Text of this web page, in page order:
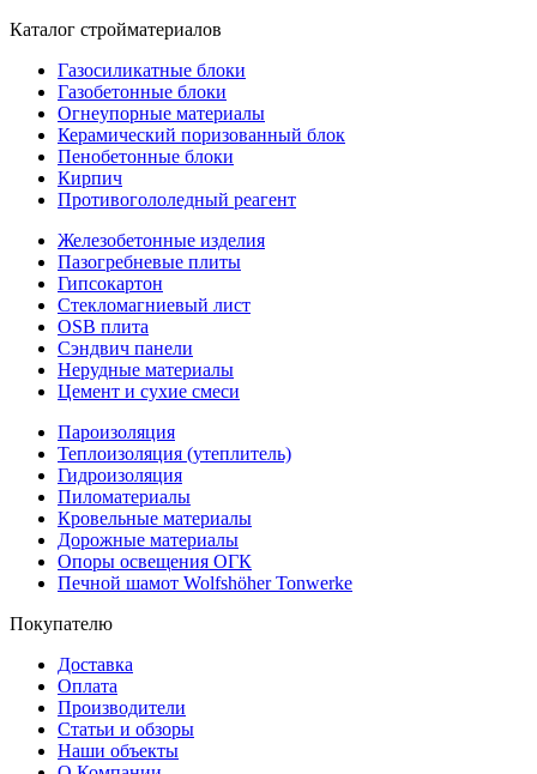
Каталог стройматериалов
Газосиликатные блоки
Газобетонные блоки
Огнеупорные материалы
Керамический поризованный блок
Пенобетонные блоки
Кирпич
Противогололедный реагент
Железобетонные изделия
Пазогребневые плиты
Гипсокартон
Стекломагниевый лист
OSB плита
Сэндвич панели
Нерудные материалы
Цемент и сухие смеси
Пароизоляция
Теплоизоляция (утеплитель)
Гидроизоляция
Пиломатериалы
Кровельные материалы
Дорожные материалы
Опоры освещения ОГК
Печной шамот Wolfshöher Tonwerke
Покупателю
Доставка
Оплата
Производители
Статьи и обзоры
Наши объекты